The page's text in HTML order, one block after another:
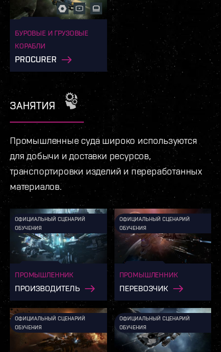
БУРОВЫЕ И ГРУЗОВЫЕ
КОРАБЛИ
PROCURER
ЗАНЯТИЯ
Промышленные суда широко используются
для добычи и доставки ресурсов,
транспортировки изделий и переработанных
материалов.
ОФИЦИАЛЬНЫЙ СЦЕНАРИЙ
ОБУЧЕНИЯ
ПРОМЫШЛЕННИК
ПРОИЗВОДИТЕЛЬ
ОФИЦИАЛЬНЫЙ СЦЕНАРИЙ
ОБУЧЕНИЯ
ПРОМЫШЛЕННИК
ПЕРЕВОЗЧИК
ОФИЦИАЛЬНЫЙ СЦЕНАРИЙ
ОБУЧЕНИЯ
ОФИЦИАЛЬНЫЙ СЦЕНАРИЙ
ОБУЧЕНИЯ